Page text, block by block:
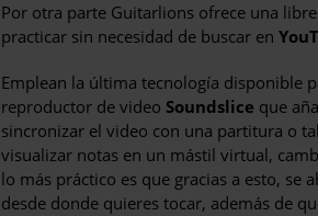
Por otra parte Guitarlions ofrece una
practicar sin necesidad de buscar en
Emplean la última tecnología disponible
reproductor de video Soundslice que
sincronizar el video con una partitura o
visualizar notas en un mástil virtual,
lo más práctico es que gracias a esto,
desde donde quieres tocar, además de